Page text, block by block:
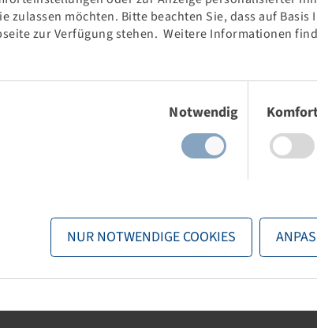
zulassen möchten. Bitte beachten Sie, dass auf
zur Verfügung stehen. Weitere Informationen
Notwendig
NUR NOTWENDIGE COOKIES